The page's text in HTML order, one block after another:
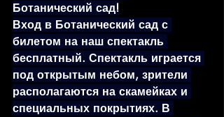
Ботанический сад!
Вход в Ботанический сад с
билетом на наш спектакль
бесплатный. Спектакль играется
под открытым небом, зрители
располагаются на скамейках и
специальных покрытиях. В